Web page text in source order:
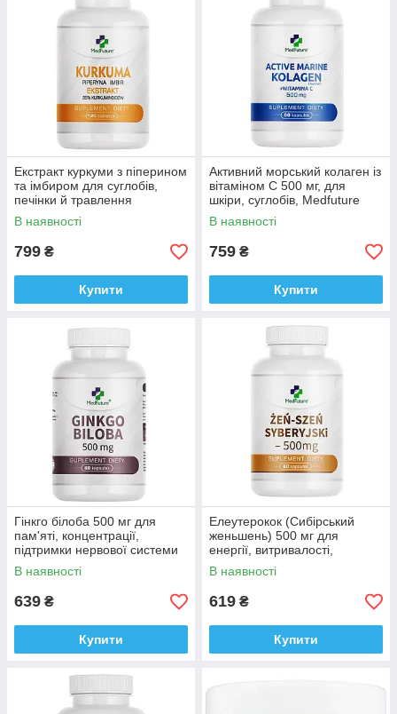
Екстракт куркуми з піперином
та імбиром для суглобів,
печінки й травлення
MedFuture Turmeric 120
таблеток Доставка з ЄС
В наявності
799 ₴
Купити
Активний морський колаген із
вітаміном C 500 мг, для
шкіри, суглобів, Medfuture
Active Marine Collagen 60
капсул Доставка з ЄС
В наявності
759 ₴
Купити
Гінкго білоба 500 мг для
пам'яті, концентрації,
підтримки нервової системи
Medfuture Ginkgo Biloba 500
mg, 60 капсул Доставка з ЄС
В наявності
639 ₴
Купити
Елеутерокок (Сибірський
женьшень) 500 мг для
енергії, витривалості,
підтримки імунітету
MedFuture 60 капсул
Доставка з ЄС
В наявності
619 ₴
Купити